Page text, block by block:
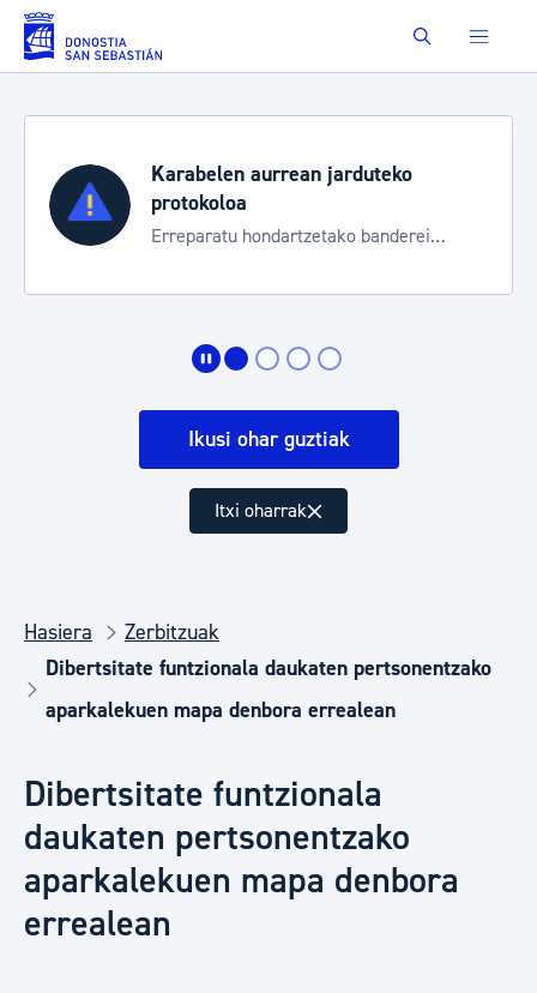
Eduki nagusira joan Buscar
Karabelen aurrean jarduteko
protokoloa
Erreparatu hondartzetako banderei
Ikusi ohar guztiak
Itxi oharrak
Hasiera
Zerbitzuak
Dibertsitate funtzionala daukaten pertsonentzako
aparkalekuen mapa denbora errealean
Dibertsitate funtzionala
daukaten pertsonentzako
aparkalekuen mapa denbora
errealean